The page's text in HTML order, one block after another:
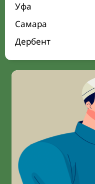
Уфа
Самара
Дербент